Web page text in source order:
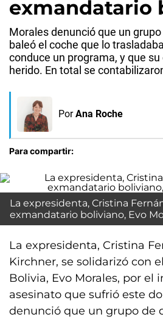
exmandatario
Morales denunció que un
baleó el coche que lo
conduce un programa, y que
herido. En total se
Por Ana Roche
Para compartir:
La expresidenta, Cristina
exmandatario boliviano, Evo
La expresidenta, Cristina
Kirchner, se solidarizó con
Bolivia, Evo Morales, por el
asesinato que sufrió este
denunció que un grupo de